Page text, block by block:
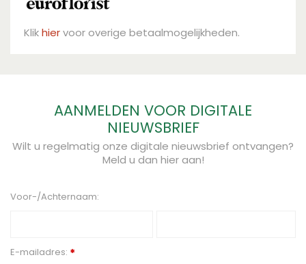
Klikhiervoor overige betaalmogelijkheden.
AANMELDEN VOOR DIGITALE
NIEUWSBRIEF
Wilt u regelmatig onze digitale nieuwsbrief ontvangen?
Meld u dan hier aan!
Voor-/Achternaam:
E-mailadres: *